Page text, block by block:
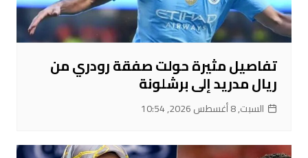
تفاصيل مثيرة حولت صفقة رودري من
ريال مدريد إلى برشلونة
السبت, 8 أغسطس 2026, 10:54